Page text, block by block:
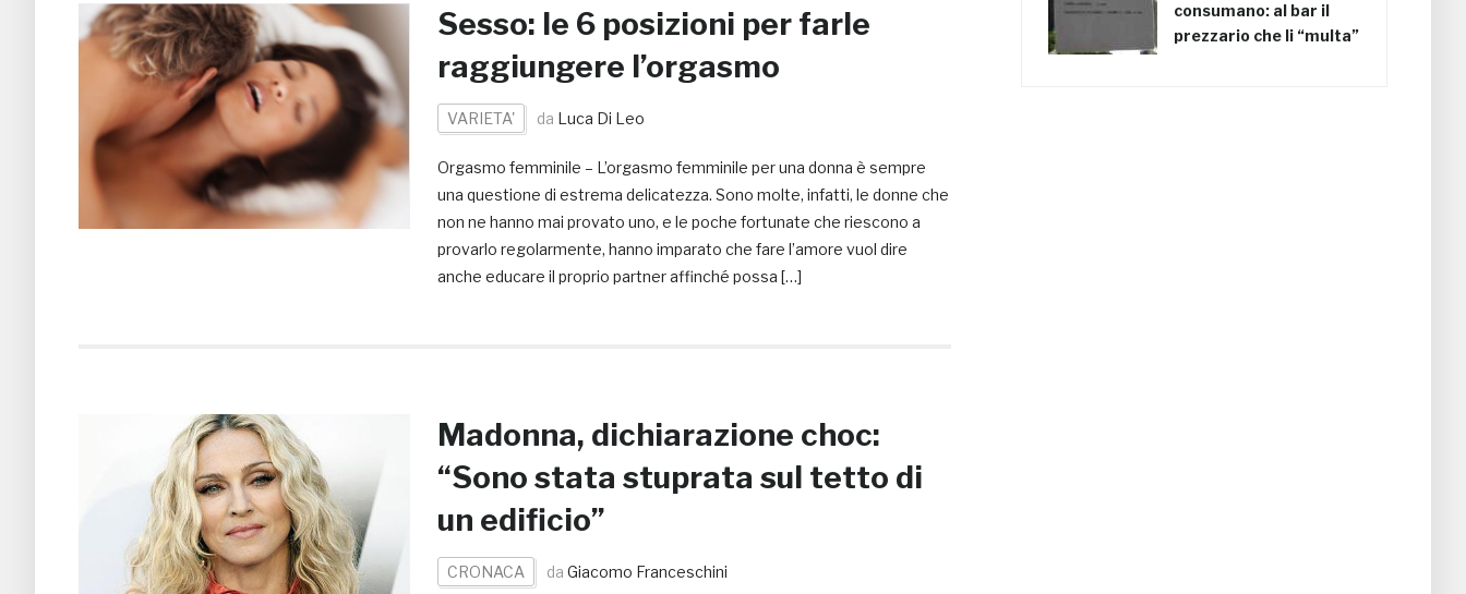
Sesso: le 6 posizioni per farle
raggiungere l’orgasmo
VARIETA' da Luca Di Leo
Orgasmo femminile – L’orgasmo femminile per una donna è sempre
una questione di estrema delicatezza. Sono molte, infatti, le donne che
non ne hanno mai provato uno, e le poche fortunate che riescono a
provarlo regolarmente, hanno imparato che fare l’amore vuol dire
anche educare il proprio partner affinché possa […]
Madonna, dichiarazione choc:
“Sono stata stuprata sul tetto di
un edificio”
CRONACA da Giacomo Franceschini
consumano: al bar il
prezzario che li “multa”